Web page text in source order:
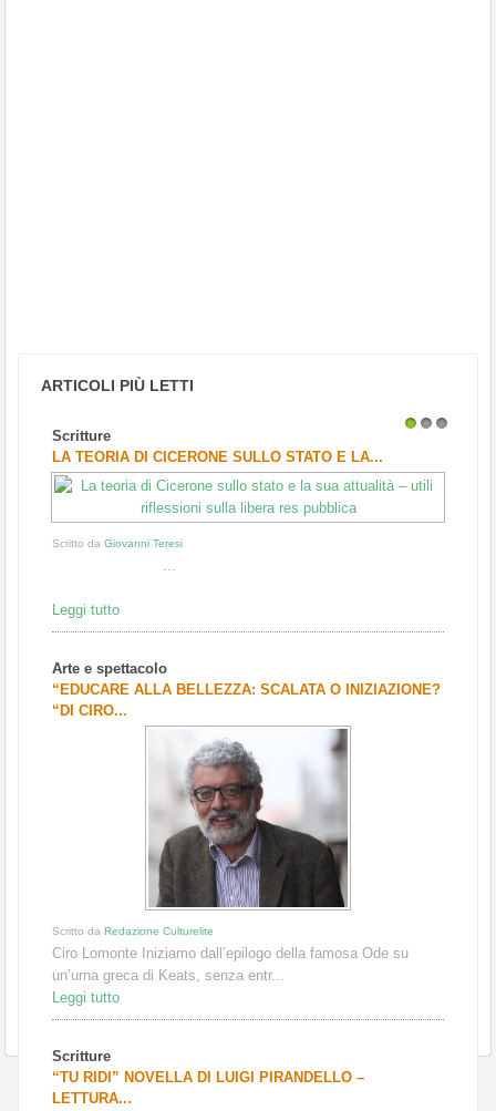
ARTICOLI PIÙ LETTI
Scritture
LA TEORIA DI CICERONE SULLO STATO E LA...
Scritto da Giovanni Teresi
Leggi tutto
Arte e spettacolo
“EDUCARE ALLA BELLEZZA: SCALATA O INIZIAZIONE?
“DI CIRO...
Scritto da Redazione Culturelite
Ciro Lomonte Iniziamo dall’epilogo della famosa Ode su
un’urna greca di Keats, senza entr...
Leggi tutto
Scritture
“TU RIDI” NOVELLA DI LUIGI PIRANDELLO –
LETTURA...